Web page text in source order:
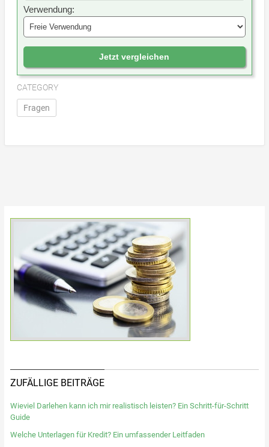
Verwendung:
Jetzt vergleichen
CATEGORY
Fragen
ZUFÄLLIGE BEITRÄGE
Wieviel Darlehen kann ich mir realistisch leisten? Ein Schritt-für-Schritt
Guide
Welche Unterlagen für Kredit? Ein umfassender Leitfaden